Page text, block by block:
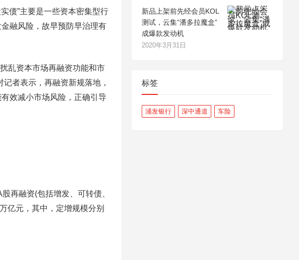
债”主要是一些资本密集型行
融风险，故早预防早治理有
乱资本市场再融资功能和市
者表示，再融资新规落地，
效减小市场风险，正确引导
融资(包括增发、可转债、
亿元，其中，定增规模分别
新品上架前先经会员KOL
测试，云集“潘多拉魔盒”
成爆款发动机
2020年3月31日
标签
浦发银行 深中通道 车险